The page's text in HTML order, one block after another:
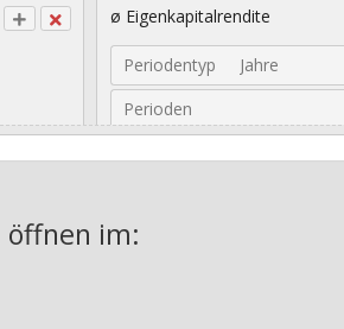
ø Eigenkapitalrendite
Periodentyp
Jahre
Perioden
Jahre
öffnen im: